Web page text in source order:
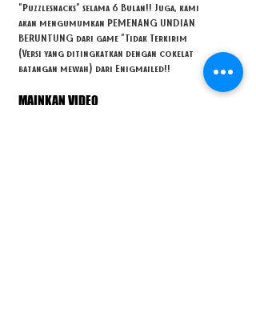
"Puzzlesnacks" selama 6 Bulan!! Juga, kami
akan mengumumkan PEMENANG UNDIAN
BERUNTUNG dari game "Tidak Terkirim
(Versi yang ditingkatkan dengan cokelat
batangan mewah) dari Enigmailed!!
MAINKAN VIDEO